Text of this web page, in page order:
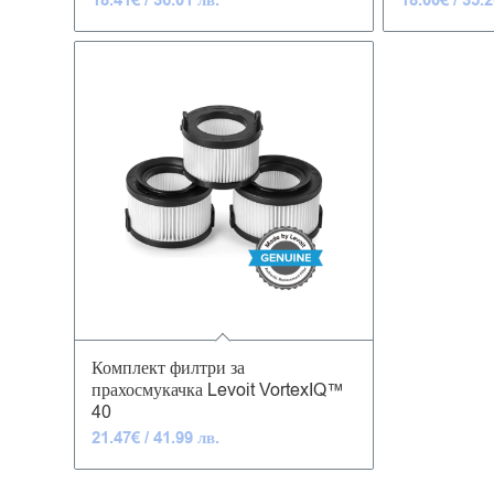
Комплект филтри за
прахосмукачка Levoit VortexIQ™
40
21.47€/ 41.99 лв.